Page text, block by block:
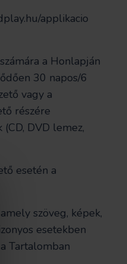
applikacio
a Honlapján
30 napos/6
vagy a
részére
DVD lemez,
esetén a
szöveg, képek,
esetekben
Tartalomban